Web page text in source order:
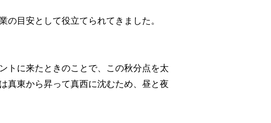
目安として役立てられてきました。
トに来たときのことで、この秋分点を太
真東から昇って真西に沈むため、昼と夜